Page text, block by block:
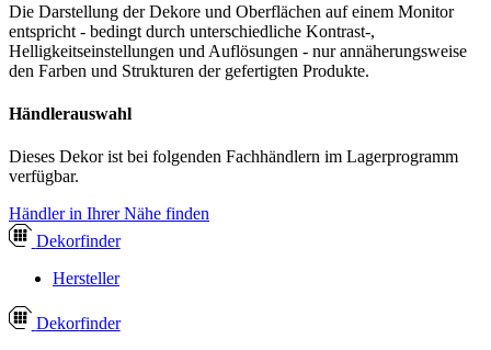
Die Darstellung der Dekore und Oberflächen auf einem Monitor
entspricht - bedingt durch unterschiedliche Kontrast-,
Helligkeitseinstellungen und Auflösungen - nur annäherungsweise
den Farben und Strukturen der gefertigten Produkte.
Händlerauswahl
Dieses Dekor ist bei folgenden Fachhändlern im Lagerprogramm
verfügbar.
Händler in Ihrer Nähe finden
Dekorfinder
Hersteller
Dekorfinder